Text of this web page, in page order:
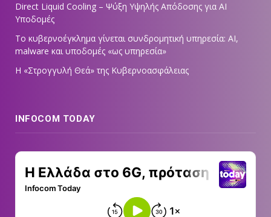
Direct Liquid Cooling – Ψύξη Υψηλής Απόδοσης για AI
Υποδομές
Το κυβερνοέγκλημα γίνεται συνδρομητική υπηρεσία: AI,
malware και υποδομές «ως υπηρεσία»
Η «Στρογγυλή Θεά» της Κυβερνοασφάλειας
INFOCOM TODAY